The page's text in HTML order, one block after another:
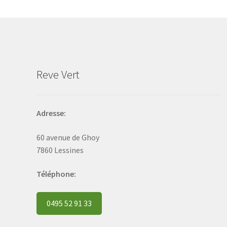
Reve Vert
Adresse:
60 avenue de Ghoy
7860 Lessines
Téléphone:
0495 52 91 33